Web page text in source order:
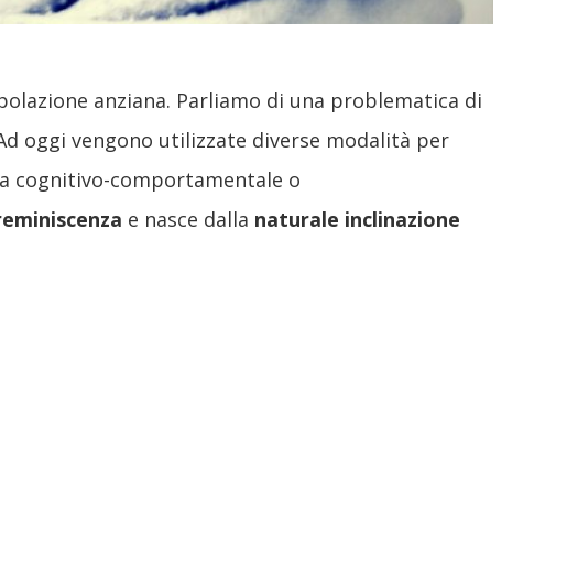
anziana. Parliamo di una problematica di
oggi vengono utilizzate diverse modalità per
cognitivo-comportamentale o
e nasce dalla naturale inclinazione